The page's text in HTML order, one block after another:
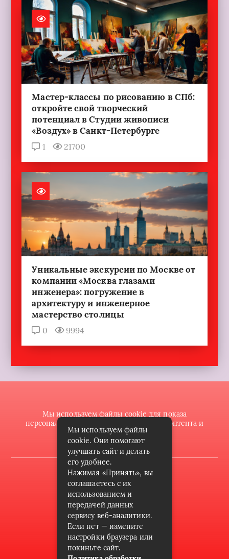
Мастер-классы по рисованию в СПб:
откройте свой творческий
потенциал в Студии живописи
«Воздух» в Санкт-Петербурге
1 21700
Уникальные экскурсии по Москве от
компании «Москва глазами
инженера»: погружение в
архитектуру и инженерное
мастерство столицы
0 9994
Мы используем файлы cookie для показа
персонализированной рекламы и/или контента и
анализа нашего трафика.
2022 © butik-doll.ru
Контакты
Пользовательское соглашение
Архив
Мы используем файлы
cookie. Они помогают
улучшать сайт и делать
его удобнее.
Нажимая «Принять», вы
соглашаетесь с их
использованием и
передачей данных
сервису веб-аналитики.
Если нет — измените
настройки браузера или
покиньте сайт.